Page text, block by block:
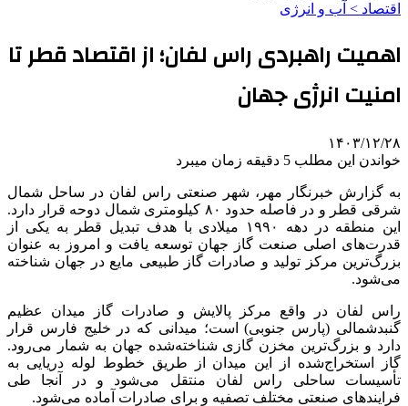
اقتصاد > آب و انرژی
اهمیت راهبردی راس لفان؛ از اقتصاد قطر تا
امنیت انرژی جهان
۱۴۰۳/۱۲/۲۸
خواندن این مطلب 5 دقیقه زمان میبرد
به گزارش خبرنگار مهر، شهر صنعتی راس لفان در ساحل شمال
شرقی قطر و در فاصله حدود ۸۰ کیلومتری شمال دوحه قرار دارد.
این منطقه در دهه ۱۹۹۰ میلادی با هدف تبدیل قطر به یکی از
قدرت‌های اصلی صنعت گاز جهان توسعه یافت و امروز به عنوان
بزرگ‌ترین مرکز تولید و صادرات گاز طبیعی مایع در جهان شناخته
می‌شود.
راس لفان در واقع مرکز پالایش و صادرات گاز میدان عظیم
گنبدشمالی (پارس جنوبی) است؛ میدانی که در خلیج فارس قرار
دارد و بزرگ‌ترین مخزن گازی شناخته‌شده جهان به شمار می‌رود.
گاز استخراج‌شده از این میدان از طریق خطوط لوله دریایی به
تأسیسات ساحلی راس لفان منتقل می‌شود و در آنجا طی
فرایندهای صنعتی مختلف تصفیه و برای صادرات آماده می‌شود.